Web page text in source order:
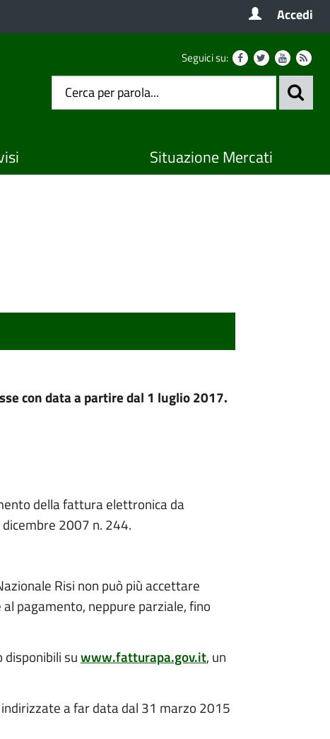
Accedi
Seguici su:
Situazione Mercati
con data a partire dal 1 luglio 2017.
della fattura elettronica da
2007 n. 244.
Risi non può più accettare
pagamento, neppure parziale, fino
suwww.fatturapa.gov.it, un
indirizzate a far data dal 31 marzo 2015